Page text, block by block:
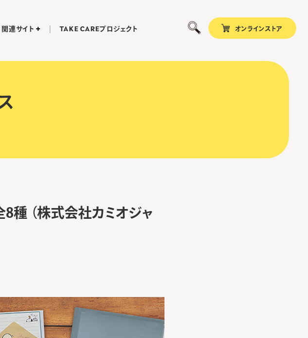
オンラインストア
関連サイト TAKE CAREプロジェクト
種 （株式会社カミオジャ